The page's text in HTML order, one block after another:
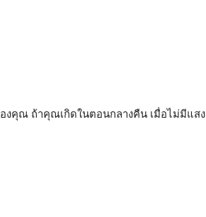
คุณ ถ้าคุณเกิดในตอนกลางคืน เมื่อไม่มีแสง